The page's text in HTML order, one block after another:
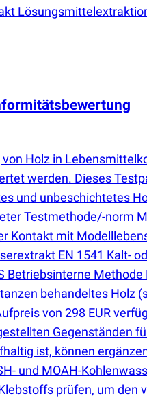
Holz in
werden. Dieses
und unbeschichtetes
Testmethode/-norm
Kontakt mit
EN 1541 Kalt-
Betriebsinterne
behandeltes Holz (
von 298 EUR
Gegenständen
ist, können
und MOAH-
prüfen, um